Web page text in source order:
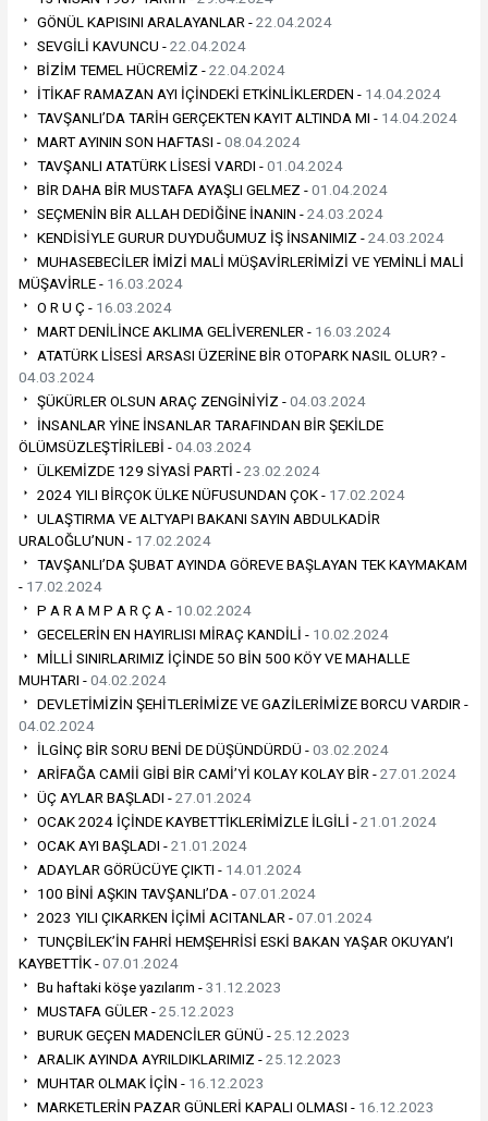
GÖNÜL KAPISINI ARALAYANLAR -22.04.2024
SEVGİLİ KAVUNCU -22.04.2024
BİZİM TEMEL HÜCREMİZ -22.04.2024
İTİKAF RAMAZAN AYI İÇİNDEKİ ETKİNLİKLERDEN - 14.04.2024
TAVŞANLI’DA TARİH GERÇEKTEN KAYIT ALTINDA MI - 14.04.2024
MART AYININ SON HAFTASI -08.04.2024
TAVŞANLI ATATÜRK LİSESİ VARDI -01.04.2024
BİR DAHA BİR MUSTAFA AYAŞLI GELMEZ -01.04.2024
SEÇMENİN BİR ALLAH DEDİĞİNE İNANIN -24.03.2024
KENDİSİYLE GURUR DUYDUĞUMUZ İŞ İNSANIMIZ -24.03.2024
MUHASEBECİLER İMİZİ MALİ MÜŞAVİRLERİMİZİ VE YEMİNLİ MALİ
MÜŞAVİRLE - 16.03.2024
O R U Ç - 16.03.2024
MART DENİLİNCE AKLIMA GELİVERENLER - 16.03.2024
ATATÜRK LİSESİ ARSASI ÜZERİNE BİR OTOPARK NASIL OLUR? -
04.03.2024
ŞÜKÜRLER OLSUN ARAÇ ZENGİNİYİZ -04.03.2024
İNSANLAR YİNE İNSANLAR TARAFINDAN BİR ŞEKİLDE
ÖLÜMSÜZLEŞTİRİLEBİ -04.03.2024
ÜLKEMİZDE 129 SİYASİ PARTİ -23.02.2024
2024 YILI BİRÇOK ÜLKE NÜFUSUNDAN ÇOK - 17.02.2024
ULAŞTIRMA VE ALTYAPI BAKANI SAYIN ABDULKADİR
URALOĞLU’NUN - 17.02.2024
TAVŞANLI’DA ŞUBAT AYINDA GÖREVE BAŞLAYAN TEK KAYMAKAM
- 17.02.2024
P A R A M P A R Ç A - 10.02.2024
GECELERİN EN HAYIRLISI MİRAÇ KANDİLİ - 10.02.2024
MİLLİ SINIRLARIMIZ İÇİNDE 5O BİN 500 KÖY VE MAHALLE
MUHTARI -04.02.2024
DEVLETİMİZİN ŞEHİTLERİMİZE VE GAZİLERİMİZE BORCU VARDIR -
04.02.2024
İLGİNÇ BİR SORU BENİ DE DÜŞÜNDÜRDÜ -03.02.2024
ARİFAĞA CAMİİ GİBİ BİR CAMİ’Yİ KOLAY KOLAY BİR -27.01.2024
ÜÇ AYLAR BAŞLADI -27.01.2024
OCAK 2024 İÇİNDE KAYBETTİKLERİMİZLE İLGİLİ -21.01.2024
OCAK AYI BAŞLADI -21.01.2024
ADAYLAR GÖRÜCÜYE ÇIKTI - 14.01.2024
100 BİNİ AŞKIN TAVŞANLI’DA -07.01.2024
2023 YILI ÇIKARKEN İÇİMİ ACITANLAR -07.01.2024
TUNÇBİLEK’İN FAHRİ HEMŞEHRİSİ ESKİ BAKAN YAŞAR OKUYAN’I
KAYBETTİK -07.01.2024
Bu haftaki köşe yazılarım -31.12.2023
MUSTAFA GÜLER -25.12.2023
BURUK GEÇEN MADENCİLER GÜNÜ -25.12.2023
ARALIK AYINDA AYRILDIKLARIMIZ -25.12.2023
MUHTAR OLMAK İÇİN - 16.12.2023
MARKETLERİN PAZAR GÜNLERİ KAPALI OLMASI - 16.12.2023